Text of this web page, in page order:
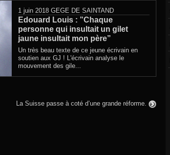
1 juin 2018 GEGE DE SAINTAND
Edouard Louis : ”Chaque
personne qui insultait un gilet
jaune insultait mon père”
Un très beau texte de ce jeune écrivain en
soutien aux GJ ! L'écrivain analyse le
mouvement des gile...
La Suisse passe à coté d’une grande réforme.